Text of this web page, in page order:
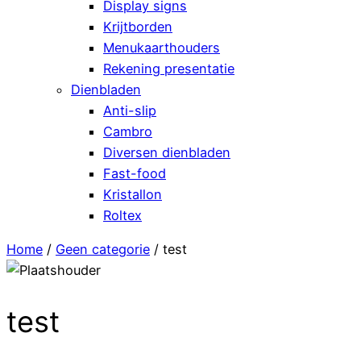
Display signs
Krijtborden
Menukaarthouders
Rekening presentatie
Dienbladen
Anti-slip
Cambro
Diversen dienbladen
Fast-food
Kristallon
Roltex
Home / Geen categorie / test
test